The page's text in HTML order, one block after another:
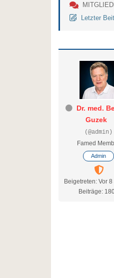
Letzter
Dr. med.
Guzek
(@admin)
Famed
Admin
Beigetreten: Vor
Beiträge: